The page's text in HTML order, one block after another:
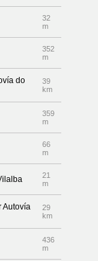
32
m
352
m
do
39
km
359
m
66
m
21
m
Autovía
29
km
436
m